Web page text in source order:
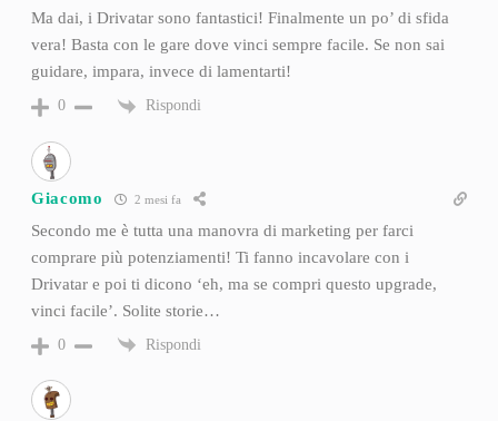
Ma dai, i Drivatar sono fantastici! Finalmente un po’ di sfida
vera! Basta con le gare dove vinci sempre facile. Se non sai
guidare, impara, invece di lamentarti!
0 Rispondi
Giacomo 2 mesi fa
Secondo me è tutta una manovra di marketing per farci
comprare più potenziamenti! Ti fanno incavolare con i
Drivatar e poi ti dicono ‘eh, ma se compri questo upgrade,
vinci facile’. Solite storie…
0 Rispondi